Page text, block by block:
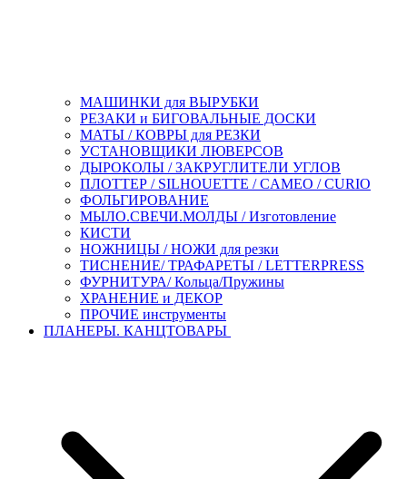
МАШИНКИ для ВЫРУБКИ
РЕЗАКИ и БИГОВАЛЬНЫЕ ДОСКИ
МАТЫ / КОВРЫ для РЕЗКИ
УСТАНОВЩИКИ ЛЮВЕРСОВ
ДЫРОКОЛЫ / ЗАКРУГЛИТЕЛИ УГЛОВ
ПЛОТТЕР / SILHOUETTE / CAMEO / CURIO
ФОЛЬГИРОВАНИЕ
МЫЛО.СВЕЧИ.МОЛДЫ / Изготовление
КИСТИ
НОЖНИЦЫ / НОЖИ для резки
ТИСНЕНИЕ/ ТРАФАРЕТЫ / LETTERPRESS
ФУРНИТУРА/ Кольца/Пружины
ХРАНЕНИЕ и ДЕКОР
ПРОЧИЕ инструменты
ПЛАНЕРЫ. КАНЦТОВАРЫ